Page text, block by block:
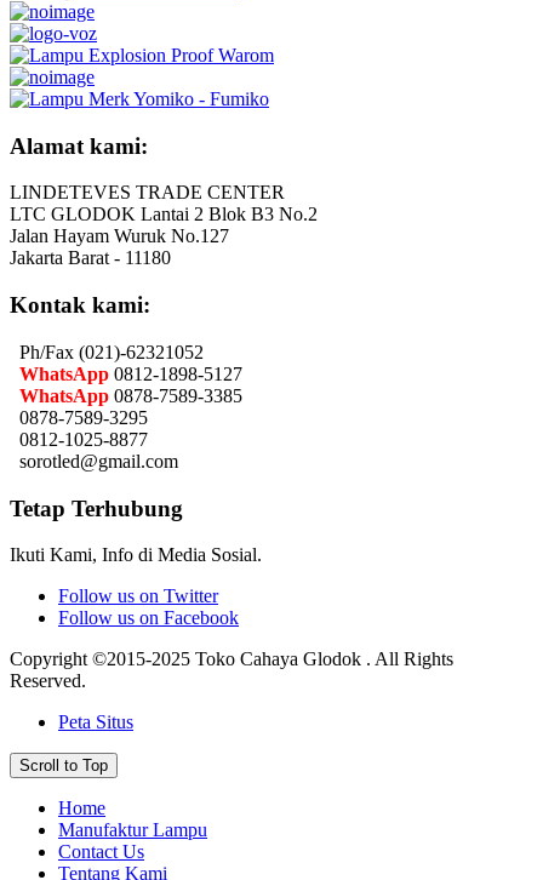
Alamat kami:
LINDETEVES TRADE CENTER
LTC GLODOK Lantai 2 Blok B3 No.2
Jalan Hayam Wuruk No.127
Jakarta Barat - 11180
Kontak kami:
Ph/Fax (021)-62321052
WhatsApp 0812-1898-5127
WhatsApp 0878-7589-3385
0878-7589-3295
0812-1025-8877
sorotled@gmail.com
Tetap Terhubung
Ikuti Kami, Info di Media Sosial.
Follow us on Twitter
Follow us on Facebook
Copyright ©2015-2025 Toko Cahaya Glodok . All Rights
Reserved.
Peta Situs
Scroll to Top
Home
Manufaktur Lampu
Contact Us
Tentang Kami